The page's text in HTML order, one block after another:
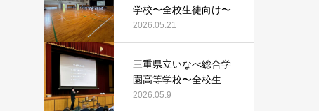
学校〜全校生徒向け〜
2026.05.21
三重県立いなべ総合学
園高等学校〜全校生徒
向け〜
2026.05.9